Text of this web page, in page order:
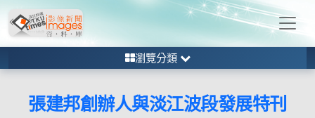
瀏覽分類
張建邦創辦人與淡江波段發展特刊